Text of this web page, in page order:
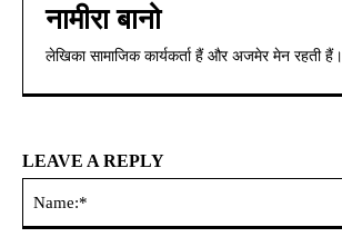
नामीरा बानो
लेखिका सामाजिक कार्यकर्ता हैं और अजमेर मेन रहती हैं।
LEAVE A REPLY